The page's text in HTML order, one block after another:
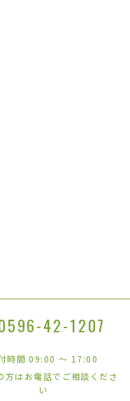
42-1207
時間 09:00 〜 17:00
方はお電話でご相談くださ
い